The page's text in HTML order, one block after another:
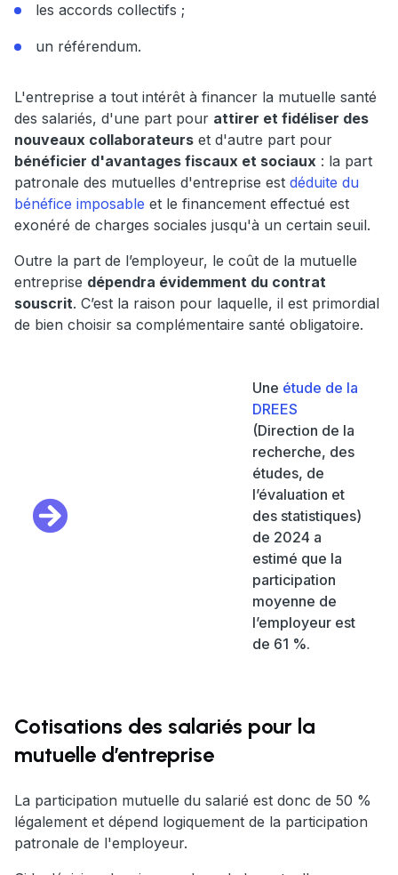
les accords collectifs ;
un référendum.
L'entreprise a tout intérêt à financer la mutuelle santé
des salariés, d'une part pour attirer et fidéliser des
nouveaux collaborateurs et d'autre part pour
bénéficier d'avantages fiscaux et sociaux : la part
patronale des mutuelles d'entreprise est déduite du
bénéfice imposable et le financement effectué est
exonéré de charges sociales jusqu'à un certain seuil.
Outre la part de l’employeur, le coût de la mutuelle
entreprise dépendra évidemment du contrat
souscrit. C’est la raison pour laquelle, il est primordial
de bien choisir sa complémentaire santé obligatoire.
Une étude de la
DREES
(Direction de la
recherche, des
études, de
l’évaluation et
des statistiques)
de 2024 a
estimé que la
participation
moyenne de
l’employeur est
de 61 %.
Cotisations des salariés pour la
mutuelle d’entreprise
La participation mutuelle du salarié est donc de 50 %
légalement et dépend logiquement de la participation
patronale de l'employeur.